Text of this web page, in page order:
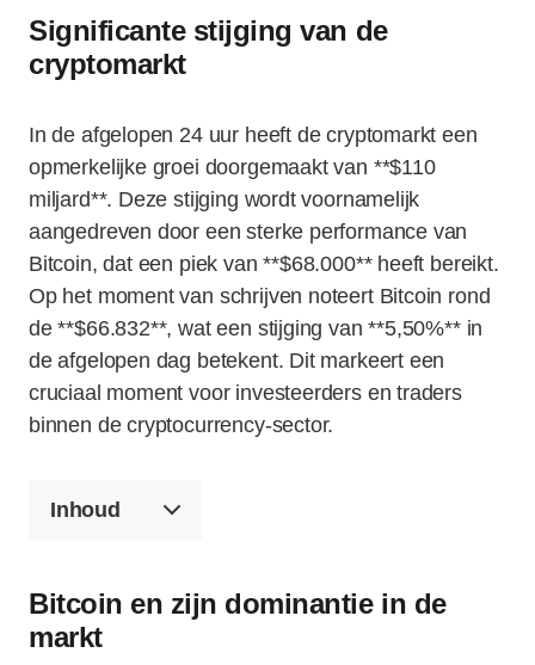
Significante stijging van de
cryptomarkt
In de afgelopen 24 uur heeft de cryptomarkt een
opmerkelijke groei doorgemaakt van **$110
miljard**. Deze stijging wordt voornamelijk
aangedreven door een sterke performance van
Bitcoin, dat een piek van **$68.000** heeft bereikt.
Op het moment van schrijven noteert Bitcoin rond
de **$66.832**, wat een stijging van **5,50%** in
de afgelopen dag betekent. Dit markeert een
cruciaal moment voor investeerders en traders
binnen de cryptocurrency-sector.
Inhoud
Bitcoin en zijn dominantie in de
markt